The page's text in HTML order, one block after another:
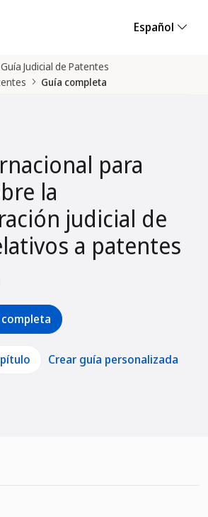
Español
Judicial de Patentes
Guía completa
para
la
judicial de
a patentes
Crear guía personalizada